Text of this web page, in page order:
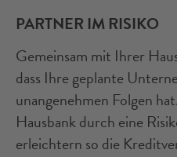
PARTNER IM RISIKO
Gemeinsam mit Ihrer
dass Ihre geplante
unangenehmen Folgen
Hausbank durch eine
erleichtern so die